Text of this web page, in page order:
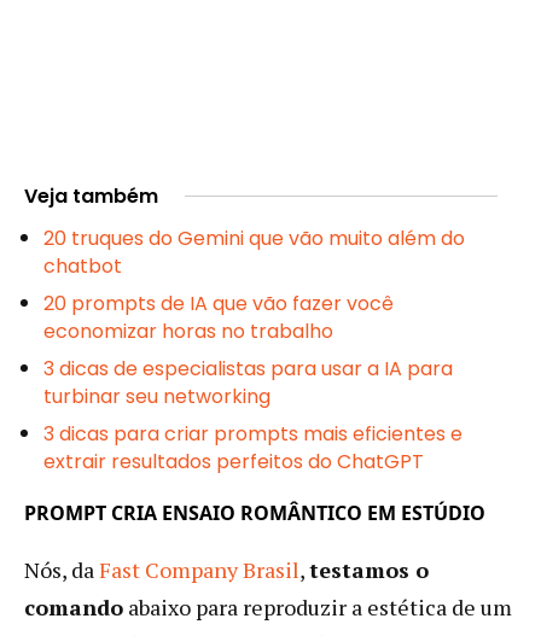
Veja também
20 truques do Gemini que vão muito além do
chatbot
20 prompts de IA que vão fazer você
economizar horas no trabalho
3 dicas de especialistas para usar a IA para
turbinar seu networking
3 dicas para criar prompts mais eficientes e
extrair resultados perfeitos do ChatGPT
PROMPT CRIA ENSAIO ROMÂNTICO EM ESTÚDIO
Nós, daFast Company Brasil,testamos o
comando abaixo para reproduzir a estética de um